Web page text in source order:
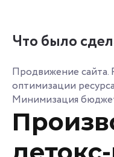
Что было
Продвижение сайта.
оптимизации
Минимизация